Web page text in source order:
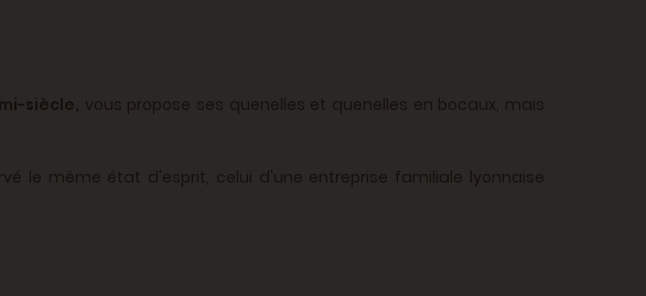
siècle, vous propose ses quenelles et quenelles en bocaux, mais
le même état d'esprit, celui d'une entreprise familiale lyonnaise